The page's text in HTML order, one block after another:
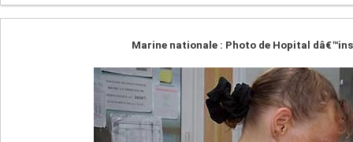
Marine nationale : Photo de Hopital